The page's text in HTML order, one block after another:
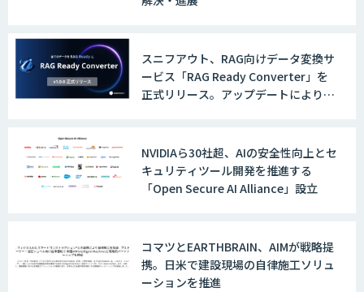
スニフアウト、RAG向けデータ変換サ
ービス「RAG Ready Converter」を
正式リリース。アップデートにより変
NVIDIAら30社超、AIの安全性向上とセ
キュリティツール開発を推進する
「Open Secure AI Alliance」設立
コマツとEARTHBRAIN、AIMが戦略提
携。日米で建設現場の自律施工ソリュ
ーションを推進